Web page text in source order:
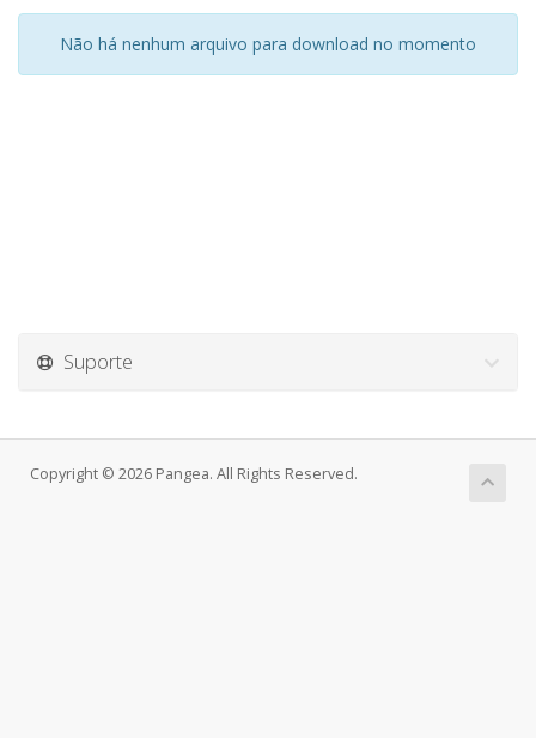
Não há nenhum arquivo para download no momento
Suporte
Copyright © 2026 Pangea. All Rights Reserved.